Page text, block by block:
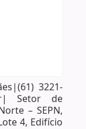
3221-
Setor de
– SEPN,
4, Edifício